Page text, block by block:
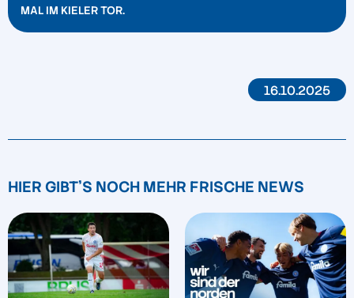
MAL IM KIELER TOR.
16.10.2025
HIER GIBT'S NOCH MEHR FRISCHE NEWS